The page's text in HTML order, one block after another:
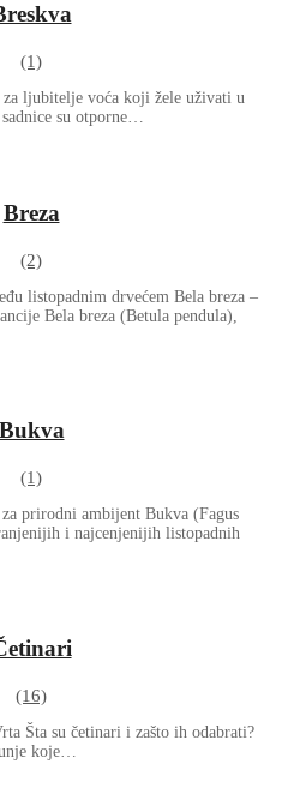
(1)
za ljubitelje voća koji žele uživati u
su otporne…
Breza
(2)
listopadnim drvećem Bela breza –
Bela breza (Betula pendula),
Bukva
(1)
prirodni ambijent Bukva (Fagus
i najcenjenijih listopadnih
(16)
Šta su četinari i zašto ih odabrati?
koje…